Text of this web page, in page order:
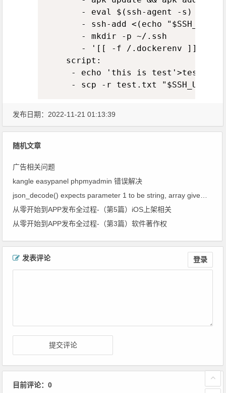
       - eval $(ssh-agent -s)
- ssh-add <(echo
       - mkdir -p ~/.ssh
- '[[ -f /.dockerenv ]] &&
    script:
     - echo 'this is test'>test.txt
- scp -r test.txt
发布日期：2022-11-21 01:13:39
随机文章
广告相关问题
kangle easypanel phpmyadmin 错误解决
从零 开始到APP发布全过程-（第5篇）iOS上架相关
从零 开始到APP发布全过程-（第3篇）软件著作权
文章导航
发表评论 登录
目前评论：0